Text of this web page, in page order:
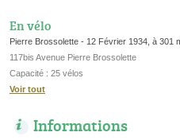
En vélo
Pierre Brossolette - 12 Février 1934, à 301
117bis Avenue Pierre Brossolette
Capacité : 25 vélos
Voir tout
Informations